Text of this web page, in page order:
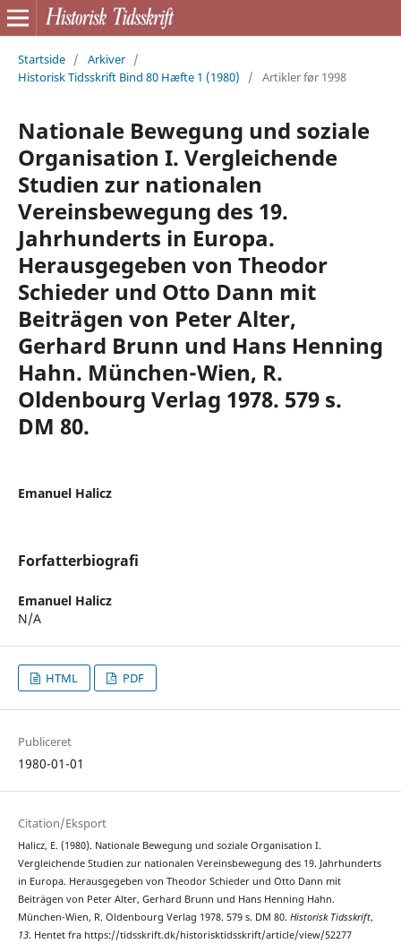
Startside / Arkiver /
Historisk Tidsskrift Bind 80 Hæfte 1 (1980)
/ Artikler før 1998
Nationale Bewegung und soziale
Organisation I. Vergleichende
Studien zur nationalen
Vereinsbewegung des 19.
Jahrhunderts in Europa.
Herausgegeben von Theodor
Schieder und Otto Dann mit
Beiträgen von Peter Alter,
Gerhard Brunn und Hans Henning
Hahn. München-Wien, R.
Oldenbourg Verlag 1978. 579 s.
DM 80.
Emanuel Halicz
Forfatterbiografi
Emanuel Halicz
N/A
HTML PDF
Publiceret
1980-01-01
Citation/Eksport
Halicz, E. (1980). Nationale Bewegung und soziale Organisation I.
Vergleichende Studien zur nationalen Vereinsbewegung des 19. Jahrhunderts
in Europa. Herausgegeben von Theodor Schieder und Otto Dann mit
Beiträgen von Peter Alter, Gerhard Brunn und Hans Henning Hahn.
München-Wien, R. Oldenbourg Verlag 1978. 579 s. DM 80. Historisk Tidsskrift,
13. Hentet fra https://tidsskrift.dk/historisktidsskrift/article/view/52277